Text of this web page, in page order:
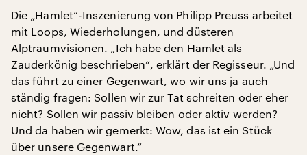
Die „Hamlet“-Inszenierung von Philipp Preuss arbeitet
mit Loops, Wiederholungen, und düsteren
Alptraumvisionen. „Ich habe den Hamlet als
Zauderkönig beschrieben“, erklärt der Regisseur. „Und
das führt zu einer Gegenwart, wo wir uns ja auch
ständig fragen: Sollen wir zur Tat schreiten oder eher
nicht? Sollen wir passiv bleiben oder aktiv werden?
Und da haben wir gemerkt: Wow, das ist ein Stück
über unsere Gegenwart.“